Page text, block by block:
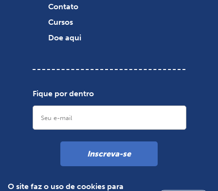
Contato
Cursos
Doe aqui
Fique por dentro
Inscreva-se
O site faz o uso de cookies para